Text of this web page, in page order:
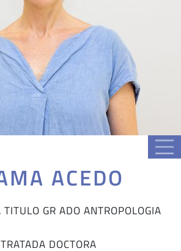
ACEDO
GR ADO ANTROPOLOGIA
DOCTORA